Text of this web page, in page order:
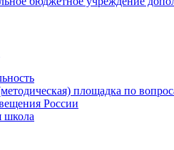
площадка по
России
школа